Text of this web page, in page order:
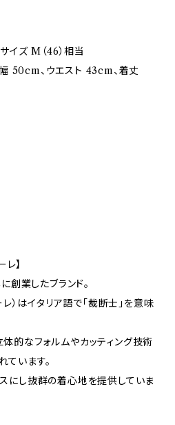
イズ M（46）相当
50cm、ウエスト 43cm、着丈
】
創業したブランド。
はイタリア語で「裁断士」を意味
的なフォルムやカッティング技術
います。
にし抜群の着心地を提供していま